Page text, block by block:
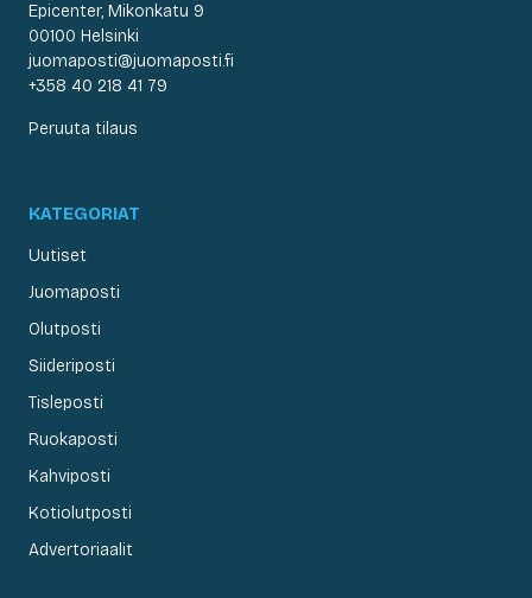
Epicenter, Mikonkatu 9
00100 Helsinki
juomaposti@juomaposti.fi
+358 40 218 41 79
Peruuta tilaus
KATEGORIAT
Uutiset
Juomaposti
Olutposti
Siideriposti
Tisleposti
Ruokaposti
Kahviposti
Kotiolutposti
Advertoriaalit